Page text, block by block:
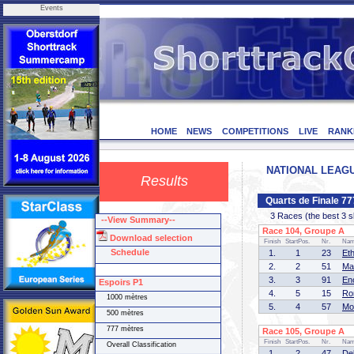
Events
HOME NEWS COMPETITIONS LIVE
Results
NATIONAL
Quarts de Finale
3 Races (the best 3
Race 104, Groupe A
Finish StartPos. Nr.
1. 1 23
2.
2 51
3.
3 91
4.
5 15
5.
4 57
Race 105, Groupe A
Finish StartPos. Nr.
--View Summary--
Download selection
Schedule
Espoirs P1
1000 mètres
500 mètres
777 mètres
Overall Classification